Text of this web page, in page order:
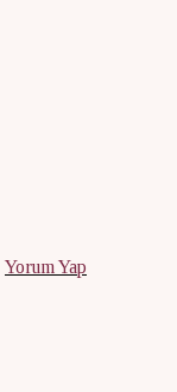
Yorum Yap